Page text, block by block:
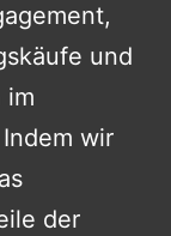
und
im
wir
der